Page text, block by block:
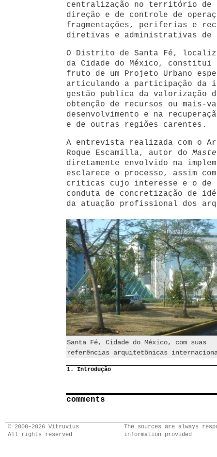
centralização no território de
direção e de controle de
fragmentações, periferias e
diretivas e administrativas
O Distrito de Santa Fé,
da Cidade do México, constitui
fruto de um Projeto Urbano
articulando a participação da
gestão publica da valorização
obtenção de recursos ou mais-
desenvolvimento e na
e de outras regiões carentes.
A entrevista realizada com o
Roque Escamilla, autor do
diretamente envolvido na
esclarece o processo, assim
criticas cujo interesse e o de
conduta de concretização de
da atuação profissional dos
Santa Fé, Cidade do México, com suas
referências arquitetônicas
1. Introdução
comments
© 2000–2026 Vitruvius
All rights reserved
The sources are always
information provided